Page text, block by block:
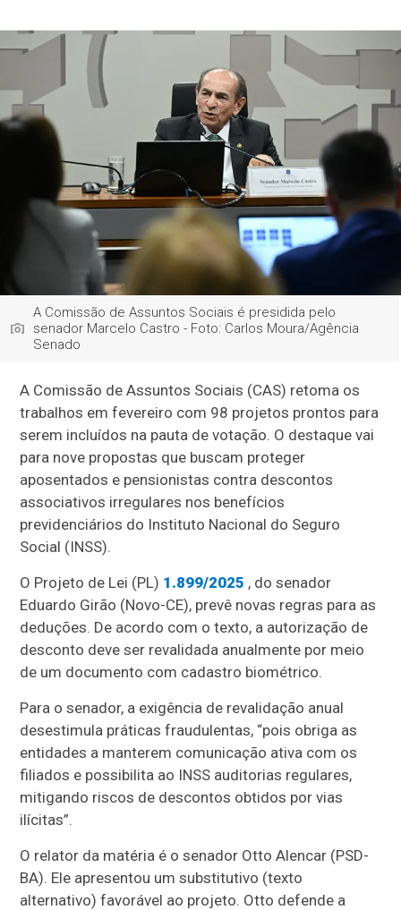
A Comissão de Assuntos Sociais é presidida pelo
senador Marcelo Castro - Foto: Carlos Moura/Agência
Senado
A Comissão de Assuntos Sociais (CAS) retoma os
trabalhos em fevereiro com 98 projetos prontos para
serem incluídos na pauta de votação. O destaque vai
para nove propostas que buscam proteger
aposentados e pensionistas contra descontos
associativos irregulares nos benefícios
previdenciários do Instituto Nacional do Seguro
Social (INSS).
O Projeto de Lei (PL) 1.899/2025 , do senador
Eduardo Girão (Novo-CE), prevê novas regras para as
deduções. De acordo com o texto, a autorização de
desconto deve ser revalidada anualmente por meio
de um documento com cadastro biométrico.
Para o senador, a exigência de revalidação anual
desestimula práticas fraudulentas, “pois obriga as
entidades a manterem comunicação ativa com os
filiados e possibilita ao INSS auditorias regulares,
mitigando riscos de descontos obtidos por vias
ilícitas”.
O relator da matéria é o senador Otto Alencar (PSD-
BA). Ele apresentou um substitutivo (texto
alternativo) favorável ao projeto. Otto defende a